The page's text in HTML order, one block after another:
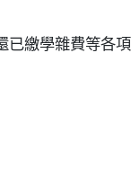
已繳學雜費等各